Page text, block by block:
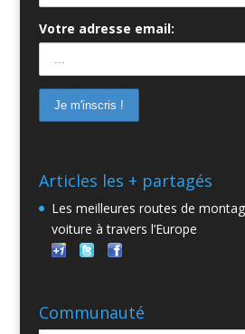
Votre adresse email:
Articles les + partagés
Les meilleures routes de
voiture à travers l’Europe
Communauté